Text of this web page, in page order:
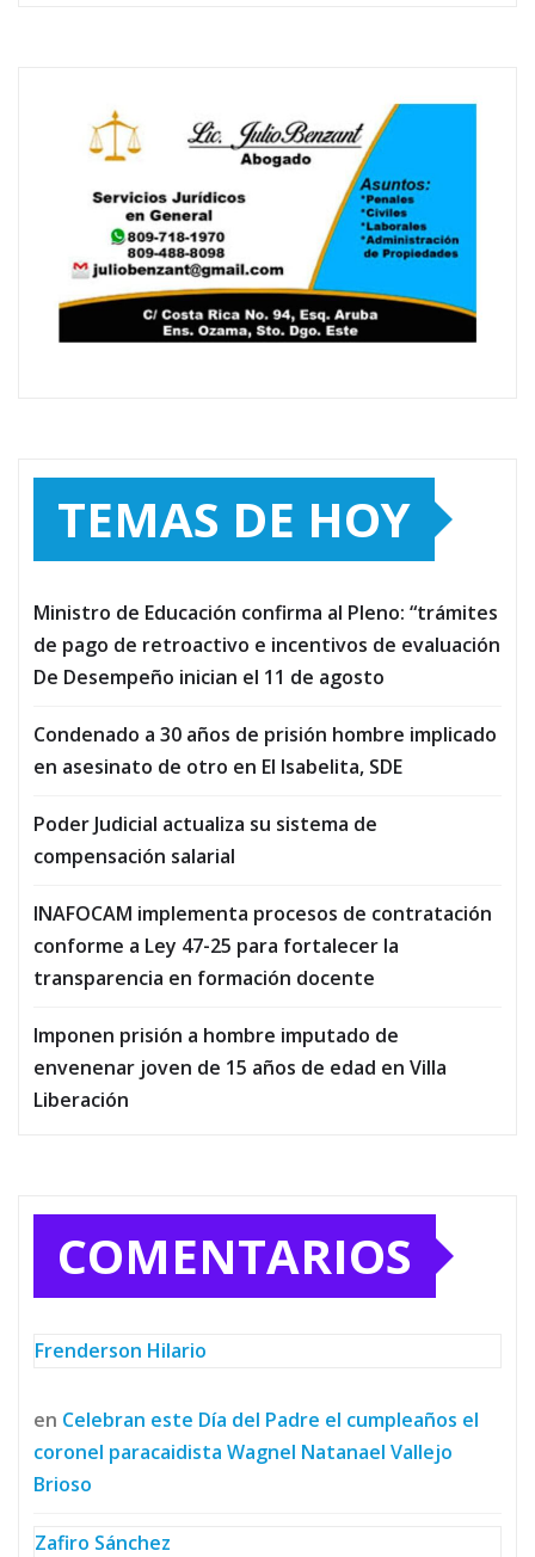
TEMAS DE HOY
Ministro de Educación confirma al Pleno: “trámites
de pago de retroactivo e incentivos de evaluación
De Desempeño inician el 11 de agosto
Condenado a 30 años de prisión hombre implicado
en asesinato de otro en El Isabelita, SDE
Poder Judicial actualiza su sistema de
compensación salarial
INAFOCAM implementa procesos de contratación
conforme a Ley 47-25 para fortalecer la
transparencia en formación docente
Imponen prisión a hombre imputado de
envenenar joven de 15 años de edad en Villa
Liberación
COMENTARIOS
Frenderson Hilario
en Celebran este Día del Padre el cumpleaños el
coronel paracaidista Wagnel Natanael Vallejo
Brioso
Zafiro Sánchez